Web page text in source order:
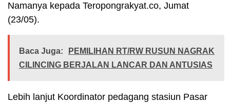
Namanya kepada Teropongrakyat.co, Jumat
(23/05).
Baca Juga:
PEMILIHAN RT/RW RUSUN NAGRAK
CILINCING BERJALAN LANCAR DAN ANTUSIAS
Lebih lanjut Koordinator pedagang stasiun Pasar